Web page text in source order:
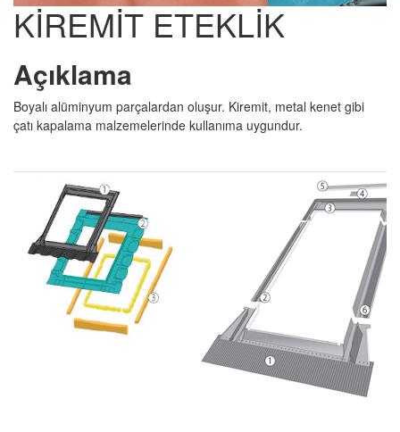
KİREMİT ETEKLİK
Açıklama
Boyalı alüminyum parçalardan oluşur. Kiremit, metal kenet gibi
çatı kapalama malzemelerinde kullanıma uygundur.